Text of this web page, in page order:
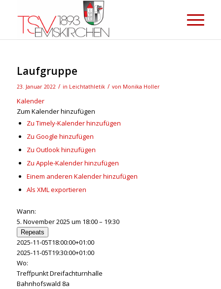
Laufgruppe
23. Januar 2022 / in Leichtathletik / von Monika Holler
Kalender
Zum Kalender hinzufügen
Zu Timely-Kalender hinzufügen
Zu Google hinzufügen
Zu Outlook hinzufügen
Zu Apple-Kalender hinzufügen
Einem anderen Kalender hinzufügen
Als XML exportieren
Wann:
5. November 2025 um 18:00 – 19:30
Repeats
2025-11-05T18:00:00+01:00
2025-11-05T19:30:00+01:00
Wo:
Treffpunkt Dreifachturnhalle
Bahnhofswald 8a